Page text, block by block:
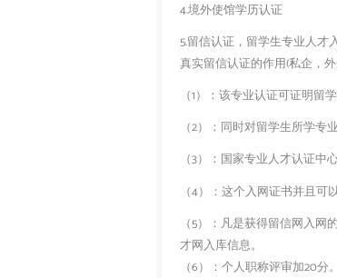
4.境外使馆学历认证
5.留信认证，留学生专业人才
真实留信认证的作用(私企，
（1）：该专业认证可证明留
（2）：同时对留学生所学专
（3）：国家专业人才认证中
（4）：这个入网证书并且可
（5）：凡是获得留信网入
才网入库信息。
（6）：个人职称评审加20分。